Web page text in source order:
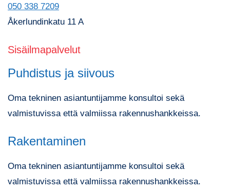
050 338 7209
Åkerlundinkatu 11 A
Sisäilmapalvelut
Puhdistus ja siivous
Oma tekninen asiantuntijamme konsultoi sekä
valmistuvissa että valmiissa rakennushankkeissa.
Rakentaminen
Oma tekninen asiantuntijamme konsultoi sekä
valmistuvissa että valmiissa rakennushankkeissa.